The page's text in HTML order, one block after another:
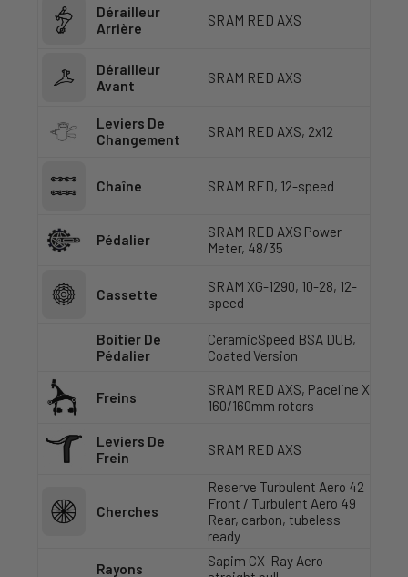
Dérailleur
Arrière
SRAM RED AXS
Dérailleur
Avant
SRAM RED AXS
Leviers De
Changement
SRAM RED AXS, 2x12
Chaîne SRAM RED, 12-speed
Pédalier
SRAM RED AXS Power
Meter, 48/35
Cassette
SRAM XG-1290, 10-28, 12-
speed
Boitier De
Pédalier
CeramicSpeed BSA DUB,
Coated Version
Freins
SRAM RED AXS, Paceline X
160/160mm rotors
Leviers De
Frein
SRAM RED AXS
Cherches
Reserve Turbulent Aero 42
Front / Turbulent Aero 49
Rear, carbon, tubeless
ready
Rayons
Sapim CX-Ray Aero